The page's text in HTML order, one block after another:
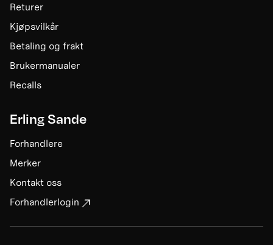
Returer
Kjøpsvilkår
Betaling og frakt
Brukermanualer
Recalls
Erling Sande
Forhandlere
Merker
Kontakt oss
Forhandlerlogin